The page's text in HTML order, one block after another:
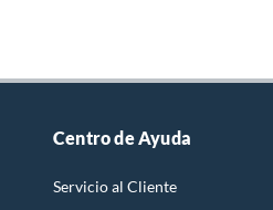
Centro de Ayuda
Servicio al Cliente